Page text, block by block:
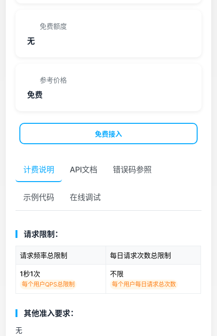
免费额度
无
参考价格
免费
免费接入
计费说明 API文档 错误码参照
示例代码 在线调试
请求限制：
请求频率总限制 每日请求次数总限制
1秒1次
每个用户QPS总限制
不限
每个用户每日请求总次数
其他准入要求：
无